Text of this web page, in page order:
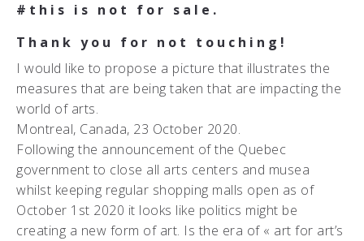
#this is not for sale.
Thank you for not touching!
I would like to propose a picture that illustrates the
measures that are being taken that are impacting the
world of arts.
Montreal, Canada, 23 October 2020.
Following the announcement of the Quebec
government to close all arts centers and musea
whilst keeping regular shopping malls open as of
October 1st 2020 it looks like politics might be
creating a new form of art. Is the era of « art for art’s